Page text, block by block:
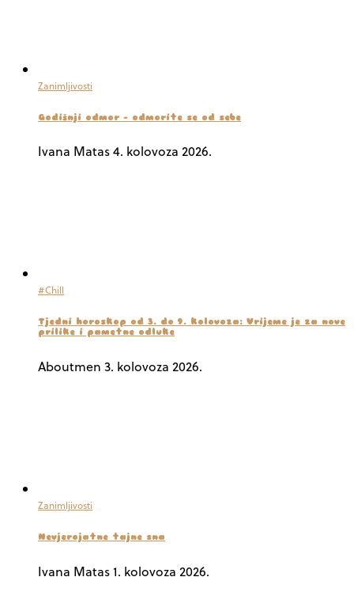
Zanimljivosti
Godišnji odmor – odmorite se od sebe
Ivana Matas4. kolovoza 2026.
#Chill
Tjedni horoskop od 3. do 9. kolovoza: Vrijeme je za nove
prilike i pametne odluke
Aboutmen 3. kolovoza 2026.
Zanimljivosti
Nevjerojatne tajne sna
Ivana Matas1. kolovoza 2026.